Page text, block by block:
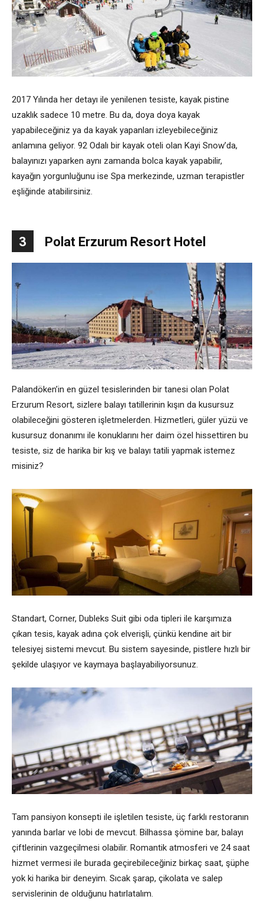
2017 Yılında her detayı ile yenilenen tesiste, kayak pistine
uzaklık sadece 10 metre. Bu da, doya doya kayak
yapabileceğiniz ya da kayak yapanları izleyebileceğiniz
anlamına geliyor. 92 Odalı bir kayak oteli olan Kayi Snow’da,
balayınızı yaparken aynı zamanda bolca kayak yapabilir,
kayağın yorgunluğunu ise Spa merkezinde, uzman terapistler
eşliğinde atabilirsiniz.
3 Polat Erzurum Resort Hotel
Palandöken’in en güzel tesislerinden bir tanesi olan Polat
Erzurum Resort, sizlere balayı tatillerinin kışın da kusursuz
olabileceğini gösteren işletmelerden. Hizmetleri, güler yüzü ve
kusursuz donanımı ile konuklarını her daim özel hissettiren bu
tesiste, siz de harika bir kış ve balayı tatili yapmak istemez
misiniz?
Standart, Corner, Dubleks Suit gibi oda tipleri ile karşımıza
çıkan tesis, kayak adına çok elverişli, çünkü kendine ait bir
telesiyej sistemi mevcut. Bu sistem sayesinde, pistlere hızlı bir
şekilde ulaşıyor ve kaymaya başlayabiliyorsunuz.
Tam pansiyon konsepti ile işletilen tesiste, üç farklı restoranın
yanında barlar ve lobi de mevcut. Bilhassa şömine bar, balayı
çiftlerinin vazgeçilmesi olabilir. Romantik atmosferi ve 24 saat
hizmet vermesi ile burada geçirebileceğiniz birkaç saat, şüphe
yok ki harika bir deneyim. Sıcak şarap, çikolata ve salep
servislerinin de olduğunu hatırlatalım.